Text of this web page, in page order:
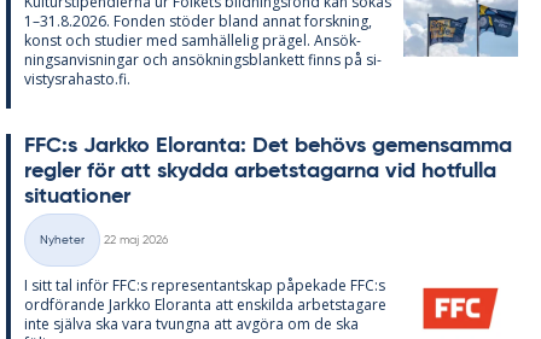
1–31.8.2026. Fon­den stö­der bland an­nat forsk­ning,
konst och stu­di­er med sam­häl­le­lig prä­gel. An­sök­
nings­an­vis­ning­ar och an­sök­nings­blan­kett fin­ns på si­
vis­tys­ra­has­to.fi.
FFC:s Jark­ko Elo­ran­ta: Det be­hö­vs ge­men­sam­ma
reg­ler för att skyd­da ar­bets­ta­gar­na vid hot­ful­la
si­tu­a­tio­ner
Kategorier
Nyheter
22 maj 2026
I sitt tal in­för FFC:s re­pre­sen­tant­skap på­pe­ka­de FFC:s
ord­fö­ran­de Jark­ko Elo­ran­ta att en­skil­da ar­bets­ta­ga­re
inte själva ska vara tvung­na att av­gö­ra om de ska